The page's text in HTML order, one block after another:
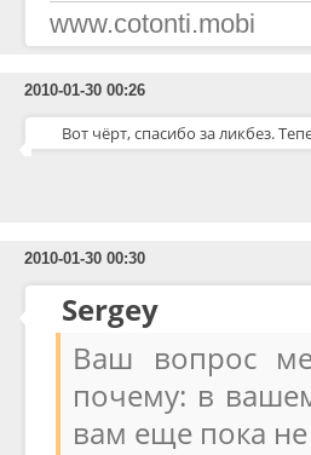
www.cotonti.mobi
2010-01-30 00:26
Вот чёрт, спасибо за ликбез.
2010-01-30 00:30
Sergey
Ваш вопрос
почему: в
вам еще пока не